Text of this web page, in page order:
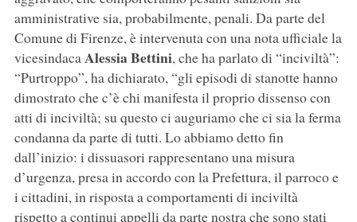
amministrative sia, probabilmente, penali. Da parte del
Comune di Firenze, è intervenuta con una nota ufficiale la
vicesindacaAlessia Bettini, che ha parlato di “inciviltà”:
“Purtroppo”, ha dichiarato, “gli episodi di stanotte hanno
dimostrato che c’è chi manifesta il proprio dissenso con
atti di inciviltà; su questo ci auguriamo che ci sia la ferma
condanna da parte di tutti. Lo abbiamo detto fin
dall’inizio: i dissuasori rappresentano una misura
d’urgenza, presa in accordo con la Prefettura, il parroco e
i cittadini, in risposta a comportamenti di inciviltà
rispetto a continui appelli da parte nostra che sono stati